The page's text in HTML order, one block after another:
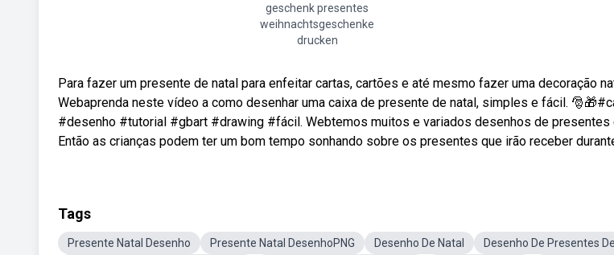
geschenk presentes
weihnachtsgeschenke
drucken
Para fazer um presente de natal para enfeitar cartas, cartões e até mesmo fazer uma decoração
Webaprenda neste vídeo a como desenhar uma caixa de presente de natal, simples e fácil.
#desenho #tutorial #gbart #drawing #fácil. Webtemos muitos e variados desenhos de presentes
Então as crianças podem ter um bom tempo sonhando sobre os presentes que irão receber
Tags
Presente Natal Desenho Presente Natal DesenhoPNG Desenho De Natal Desenho De Presentes